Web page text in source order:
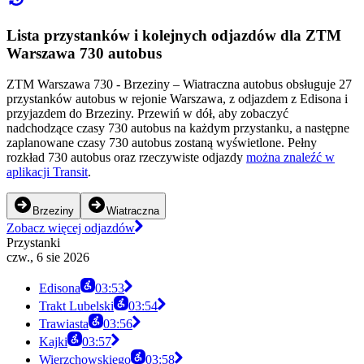
Lista przystanków i kolejnych odjazdów dla ZTM
Warszawa 730 autobus
ZTM Warszawa 730 - Brzeziny – Wiatraczna autobus obsługuje 27
przystanków autobus w rejonie Warszawa, z odjazdem z Edisona i
przyjazdem do Brzeziny. Przewiń w dół, aby zobaczyć
nadchodzące czasy 730 autobus na każdym przystanku, a następne
zaplanowane czasy 730 autobus zostaną wyświetlone. Pełny
rozkład 730 autobus oraz rzeczywiste odjazdy można znaleźć w
aplikacji Transit.
Brzeziny Wiatraczna
Zobacz więcej odjazdów
Przystanki
czw., 6 sie 2026
Edisona
03:53
Trakt Lubelski
03:54
Trawiasta
03:56
Kajki
03:57
Wierzchowskiego
03:58